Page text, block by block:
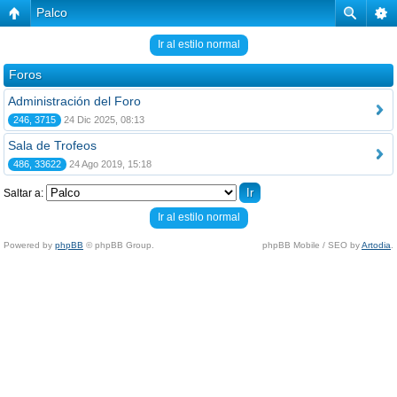
Palco
Ir al estilo normal
Foros
Administración del Foro
246, 3715 24 Dic 2025, 08:13
Sala de Trofeos
486, 33622 24 Ago 2019, 15:18
Saltar a:
Ir al estilo normal
Powered by phpBB © phpBB Group. phpBB Mobile / SEO byArtodia